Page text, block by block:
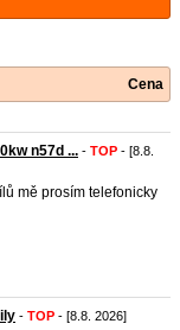
Cena
n57d ... - TOP - [8.8.
mě prosím telefonicky
- TOP - [8.8. 2026]